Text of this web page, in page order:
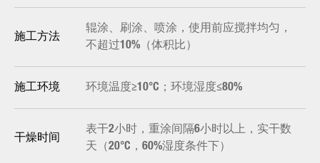
施工方法
辊涂、刷涂、喷涂，使用前应搅拌均匀，
不超过10%（体积比）
施工环境 环境温度≥10°C；环境湿度≤80%
干燥时间
表干2小时，重涂间隔6小时以上，实干数
天（20°C，60%湿度条件下）